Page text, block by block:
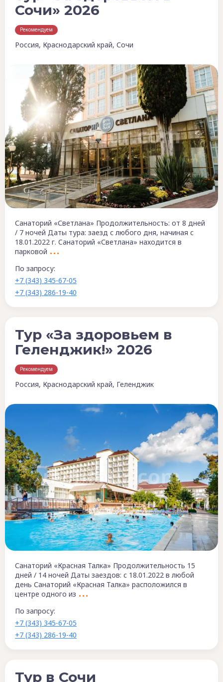
Сочи» 2026
Рекомендуем
Россия, Краснодарский край, Сочи
Санаторий «Светлана» Продолжительность: от 8 дней
/ 7 ночей Даты тура: заезд с любого дня, начиная с
18.01.2022 г. Cанаторий «Светлана» находится в
парковой
По запросу:
+7 (343) 345-67-05
+7 (343) 286-19-40
Тур «За здоровьем в
Геленджик!» 2026
Рекомендуем
Россия, Краснодарский край, Геленджик
Санаторий «Красная Талка» Продолжительность 15
дней / 14 ночей Даты заездов: с 18.01.2022 в любой
день Санаторий «Красная Талка» расположился в
центре одного из
По запросу:
+7 (343) 345-67-05
+7 (343) 286-19-40
Тур в Сочи